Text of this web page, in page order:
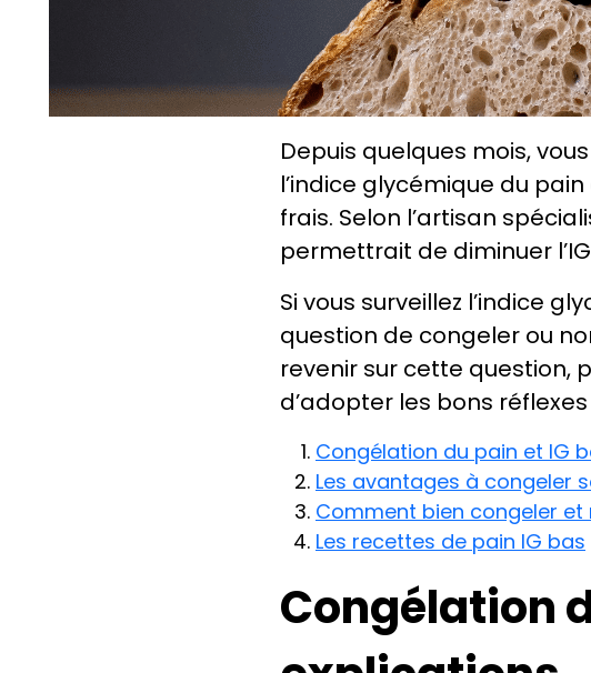
Depuis quelques mois,
l’indice glycémique du
frais. Selon l’artisan
permettrait de diminuer
Si vous surveillez l’indice
question de congeler ou
revenir sur cette question,
d’adopter les bons
Congélation du pain et IG
Les avantages à congeler
Comment bien congeler
Les recettes de pain IG bas
Congélation